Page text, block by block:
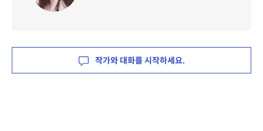
작가와 대화를 시작하세요.